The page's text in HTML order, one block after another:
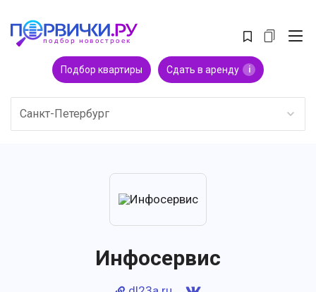
Подбор квартиры Сдать в аренду i
Санкт-Петербург
Инфосервис